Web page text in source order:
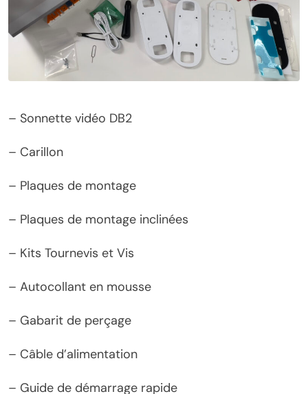
– Sonnette vidéo DB2
– Carillon
– Plaques de montage
– Plaques de montage inclinées
– Kits Tournevis et Vis
– Autocollant en mousse
– Gabarit de perçage
– Câble d’alimentation
– Guide de démarrage rapide